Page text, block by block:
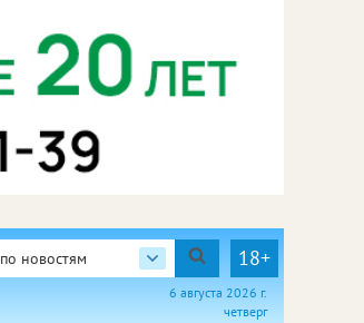
по новостям 18+
6 августа 2026 г.
четверг